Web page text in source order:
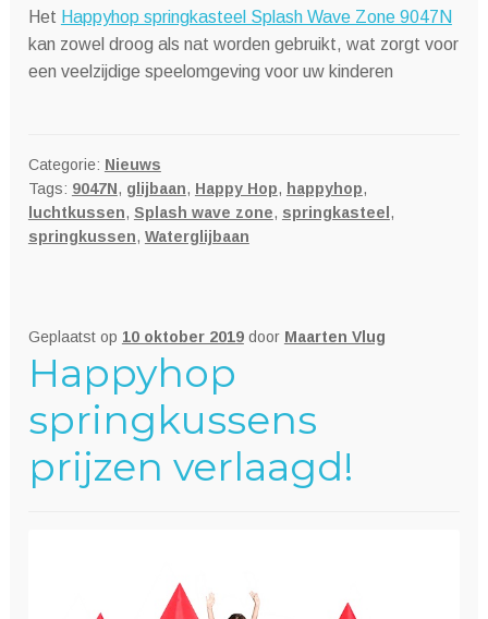
Het Happyhop springkasteel Splash Wave Zone 9047N
kan zowel droog als nat worden gebruikt, wat zorgt voor
een veelzijdige speelomgeving voor uw kinderen
Categorie: Nieuws
Tags: 9047N, glijbaan, Happy Hop, happyhop,
luchtkussen, Splash wave zone, springkasteel ,
springkussen, Waterglijbaan
Geplaatst op 10 oktober 2019 door Maarten Vlug
Happyhop
springkussens
prijzen verlaagd!